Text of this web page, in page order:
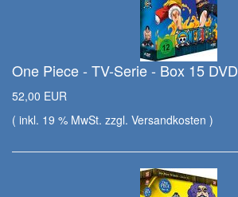
One Piece - TV-Serie - Box 15 DVD
52,00 EUR
( inkl. 19 % MwSt. zzgl. Versandkosten )